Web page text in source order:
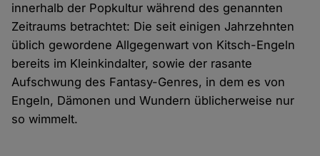
innerhalb der Popkultur während des genannten
Zeitraums betrachtet: Die seit einigen Jahrzehnten
üblich gewordene Allgegenwart von Kitsch-Engeln
bereits im Kleinkindalter, sowie der rasante
Aufschwung des Fantasy-Genres, in dem es von
Engeln, Dämonen und Wundern üblicherweise nur
so wimmelt.